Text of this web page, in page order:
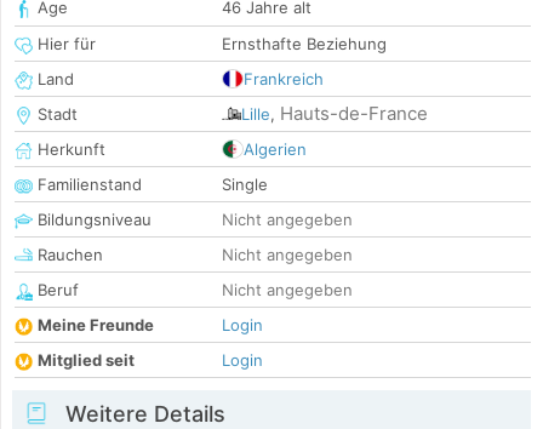
Age
46 Jahre alt
Hier für
Ernsthafte Beziehung
Land
Frankreich
Stadt
Lille, Hauts-de-France
Herkunft
Algerien
Familienstand
Single
Bildungsniveau
Nicht angegeben
Rauchen
Nicht angegeben
Beruf
Nicht angegeben
Meine Freunde
Login
Mitglied seit
Login
Weitere Details